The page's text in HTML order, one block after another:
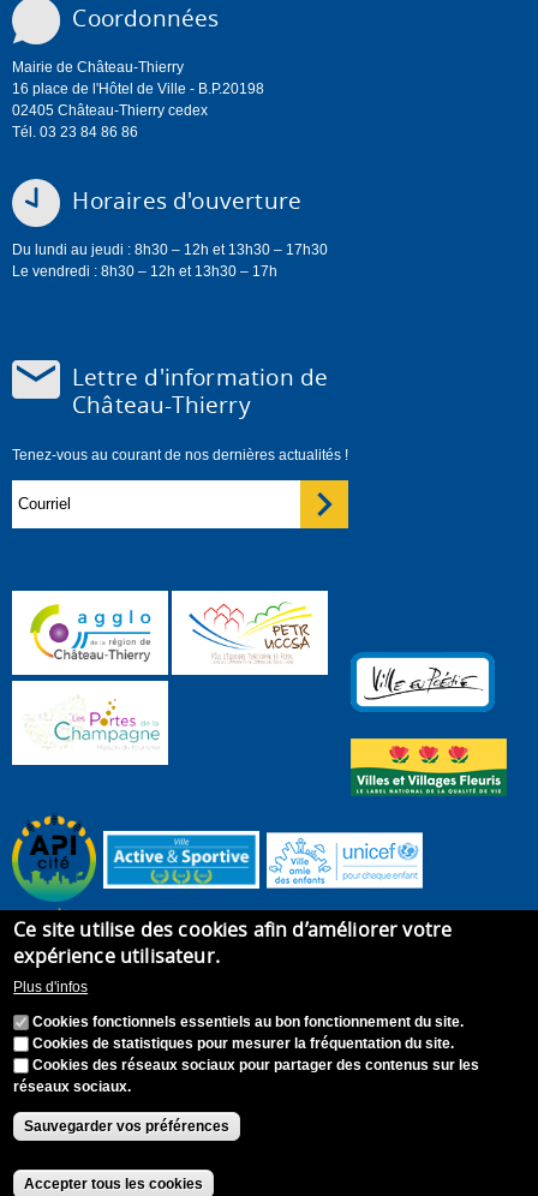
Coordonnées
Mairie de Château-Thierry
16 place de l'Hôtel de Ville - B.P.20198
02405 Château-Thierry cedex
Tél. 03 23 84 86 86
Horaires d'ouverture
Du lundi au jeudi : 8h30 – 12h et 13h30 – 17h30
Le vendredi : 8h30 – 12h et 13h30 – 17h
Lettre d'information de
Château-Thierry
Tenez-vous au courant de nos dernières actualités !
Accueil Plan du site
Appel à candidature
Contact
Accessibilité : Non conforme
Ce site utilise des cookies afin d’améliorer votre
expérience utilisateur.
Plus d'infos
Cookies fonctionnels essentiels au bon fonctionnement du site.
Cookies de statistiques pour mesurer la fréquentation du site.
Cookies des réseaux sociaux pour partager des contenus sur les
réseaux sociaux.
Sauvegarder vos préférences
Accepter tous les cookies